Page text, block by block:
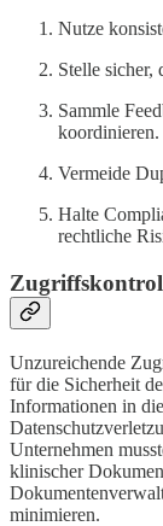
Nutze
Stelle sicher,
Sammle
koordinieren.
Vermeide
Halte
rechtliche
Unzureichende
für die Sicherheit
Informationen in
Unternehmen
klinischer
minimieren.